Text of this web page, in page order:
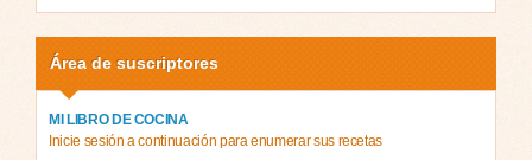
Área de suscriptores
MI LIBRO DE COCINA
Inicie sesión a continuación para enumerar sus recetas